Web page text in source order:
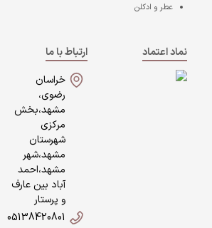
عطر و ادکلن
نماد اعتماد
ارتباط با ما
خراسان
رضوی،
مشهد،بخش
مرکزی
شهرستان
مشهد،شهر
مشهد،احمد
آباد بین عارف
و پرستار
05138420801